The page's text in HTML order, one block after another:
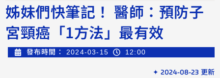
姊妹們快筆記！ 醫師：預防子
宮頸癌「1方法」最有效
發布時間： 2024-03-15 12:00
✦ 2024-08-23 更新